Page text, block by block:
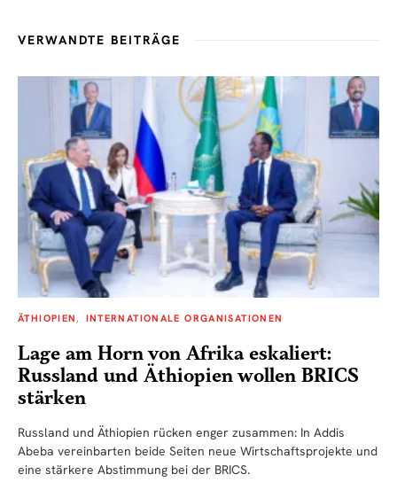
VERWANDTE BEITRÄGE
ÄTHIOPIEN INTERNATIONALE ORGANISATIONEN
Lage am Horn von Afrika eskaliert:
Russland und Äthiopien wollen BRICS
stärken
Russland und Äthiopien rücken enger zusammen: In Addis
Abeba vereinbarten beide Seiten neue Wirtschaftsprojekte und
eine stärkere Abstimmung bei der BRICS.